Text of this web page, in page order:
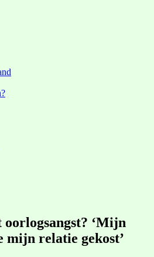
oorlogsangst? ‘Mijn
mijn relatie gekost’